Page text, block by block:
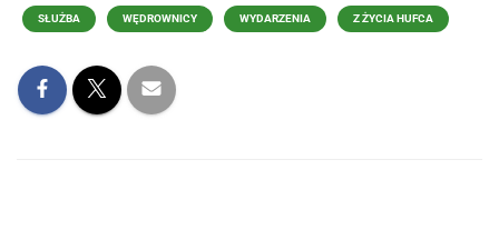
SŁUŻBA WĘDROWNICY WYDARZENIA Z ŻYCIA HUFCA